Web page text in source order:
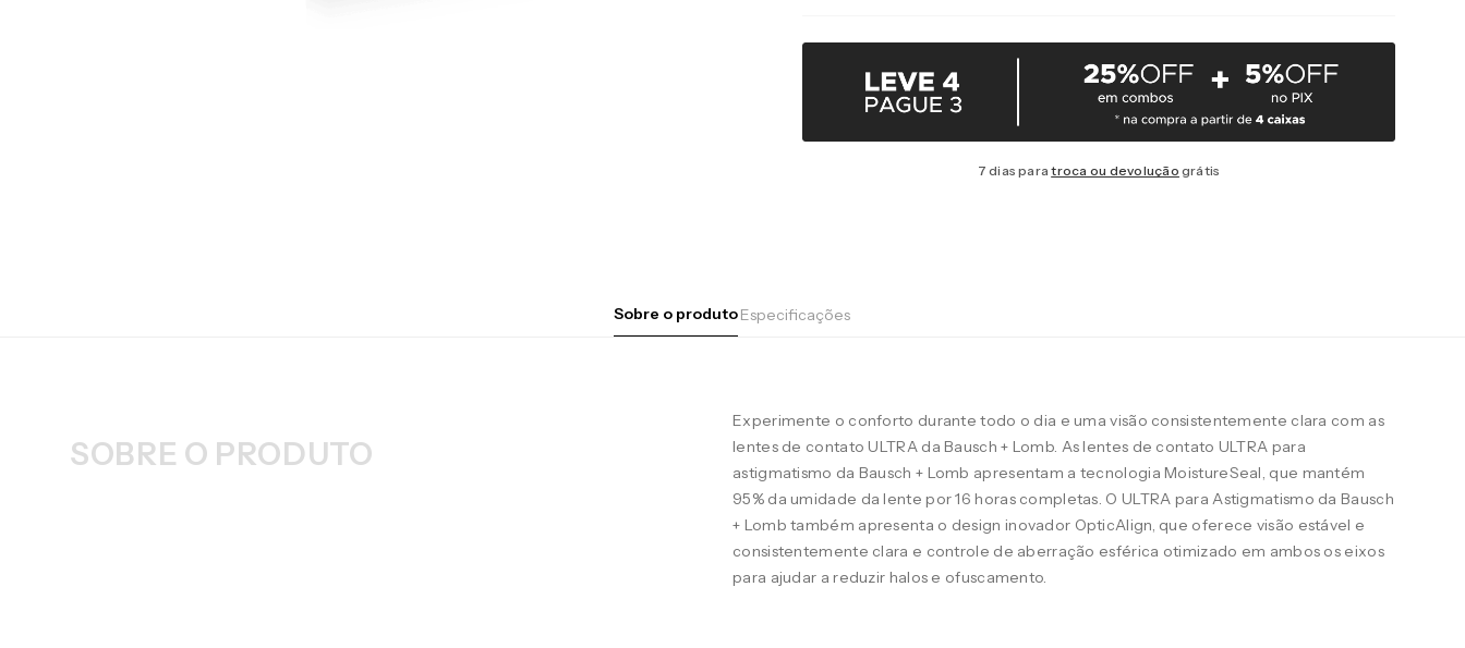
7 dias paratroca ou devolução grátis
Sobre o produtoEspecificações
SOBRE O PRODUTO
Experimente o conforto durante todo o dia e uma visão consistentemente clara com as
lentes de contato ULTRA da Bausch + Lomb. As lentes de contato ULTRA para
astigmatismo da Bausch + Lomb apresentam a tecnologia MoistureSeal, que mantém
95% da umidade da lente por 16 horas completas. O ULTRA para Astigmatismo da Bausch
+ Lomb também apresenta o design inovador OpticAlign, que oferece visão estável e
consistentemente clara e controle de aberração esférica otimizado em ambos os eixos
para ajudar a reduzir halos e ofuscamento.